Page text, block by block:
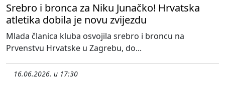
Srebro i bronca za Niku Junačko! Hrvatska
atletika dobila je novu zvijezdu
Mlada članica kluba osvojila srebro i broncu na
Prvenstvu Hrvatske u Zagrebu, do...
16.06.2026. u 17:30